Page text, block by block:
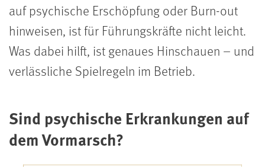
auf psychische Erschöpfung oder Burn-out
hinweisen, ist für Führungskräfte nicht leicht.
Was dabei hilft, ist genaues Hinschauen – und
verlässliche Spielregeln im Betrieb.
Sind psychische Erkrankungen auf
dem Vormarsch?